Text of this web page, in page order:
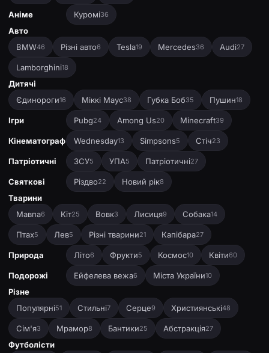
Аніме Куромі36
Авто
BMW46 Різні авто6 Tesla19 Mercedes36 Audi27
Lamborghini18
Дитячі
Єдинороги16 Міккі Маус38 Губка Боб35 Пушин18
Ігри Pubg24 Among Us20 Minecraft39
Кінематограф Wednesday13 Simpsons5 Стіч23
Патріотичні ЗСУ5 УПА5 Патріотичні27
Святкові Різдво22 Новий рік8
Тварини
Мавпа6 Кіт25 Вовк3 Лисиця9 Собака14
Птах5 Лев5 Різні тварини21 Капібара27
Природа Літо6 Фрукти5 Космос10 Квіти60
Подорожі Ейфелева вежа6 Міста України10
Різне
Популярні51 Стильні7 Серце9 Християнські48
Сім'я3 Мрамор8 Бантики25 Абстракція27
Футболісти